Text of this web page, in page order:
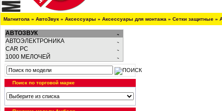
Магнитола » АвтоЗвук » Аксессуары » Аксессуары для монтажа » Сетки защитные »
АВТОЗВУК
АВТОЭЛЕКТРОНИКА
CAR PC
1000 МЕЛОЧЕЙ
Поиск по торговой марке